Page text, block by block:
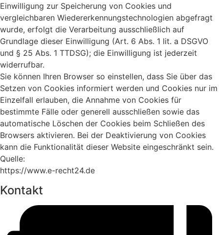
Einwilligung zur Speicherung von Cookies und
vergleichbaren Wiedererkennungstechnologien abgefragt
wurde, erfolgt die Verarbeitung ausschließlich auf
Grundlage dieser Einwilligung (Art. 6 Abs. 1 lit. a DSGVO
und § 25 Abs. 1 TTDSG); die Einwilligung ist jederzeit
widerrufbar.
Sie können Ihren Browser so einstellen, dass Sie über das
Setzen von Cookies informiert werden und Cookies nur im
Einzelfall erlauben, die Annahme von Cookies für
bestimmte Fälle oder generell ausschließen sowie das
automatische Löschen der Cookies beim Schließen des
Browsers aktivieren. Bei der Deaktivierung von Cookies
kann die Funktionalität dieser Website eingeschränkt sein.
Quelle:
https://www.e-recht24.de
Kontakt